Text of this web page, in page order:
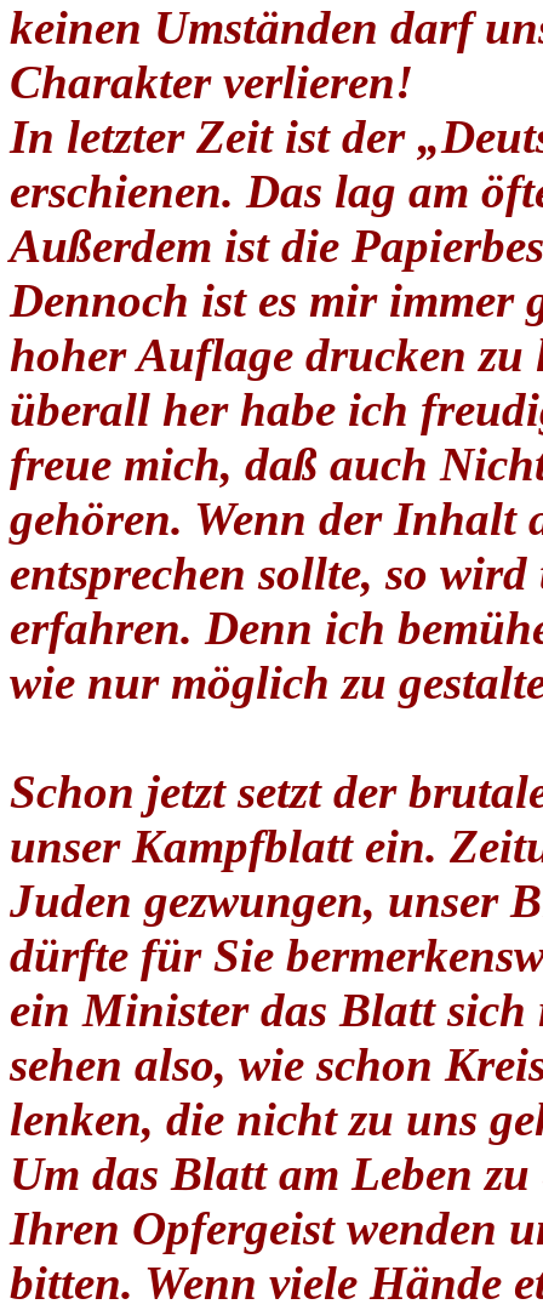
keinen Umständen darf
Charakter verlieren!
In letzter Zeit ist der
erschienen. Das lag am
Außerdem ist die
Dennoch ist es mir immer
hoher Auflage drucken zu
überall her habe ich
freue mich, daß auch
gehören. Wenn der Inhalt
entsprechen sollte, so
erfahren. Denn ich
wie nur möglich zu
Schon jetzt setzt der
unser Kampfblatt ein.
Juden gezwungen, unser
dürfte für Sie
ein Minister das Blatt sich
sehen also, wie schon
lenken, die nicht zu uns
Um das Blatt am Leben
Ihren Opfergeist wenden
bitten. Wenn viele Hände